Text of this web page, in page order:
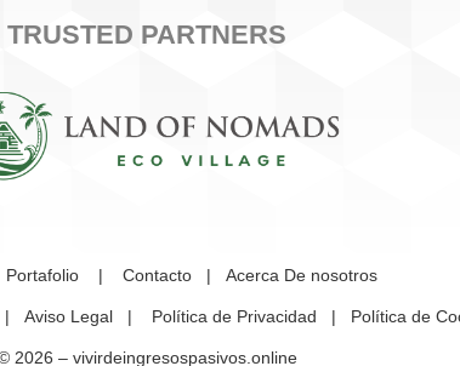
TRUSTED PARTNERS
Portafolio | Contacto | Acerca De nosotros
Aviso Legal | Política de Privacidad | Política de
2026 – vivirdeingresospasivos.online